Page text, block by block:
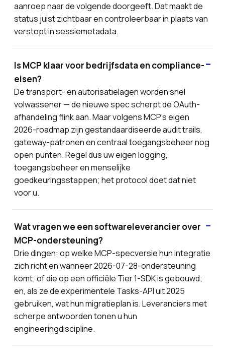
aanroep naar de volgende doorgeeft. Dat maakt de
status juist zichtbaar en controleerbaar in plaats van
verstopt in sessiemetadata.
Is MCP klaar voor bedrijfsdata en compliance-
eisen?
De transport- en autorisatielagen worden snel
volwassener — de nieuwe spec scherpt de OAuth-
afhandeling flink aan. Maar volgens MCP's eigen
2026-roadmap zijn gestandaardiseerde audit trails,
gateway-patronen en centraal toegangsbeheer nog
open punten. Regel dus uw eigen logging,
toegangsbeheer en menselijke
goedkeuringsstappen; het protocol doet dat niet
voor u.
Wat vragen we een softwareleverancier over
MCP-ondersteuning?
Drie dingen: op welke MCP-specversie hun integratie
zich richt en wanneer 2026-07-28-ondersteuning
komt; of die op een officiële Tier 1-SDK is gebouwd;
en, als ze de experimentele Tasks-API uit 2025
gebruiken, wat hun migratieplan is. Leveranciers met
scherpe antwoorden tonen u hun
engineeringdiscipline.